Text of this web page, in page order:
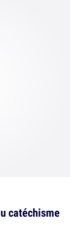
catéchisme